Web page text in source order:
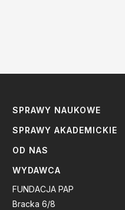
SPRAWY NAUKOWE
SPRAWY AKADEMICKIE
OD NAS
WYDAWCA
FUNDACJA PAP
Bracka 6/8